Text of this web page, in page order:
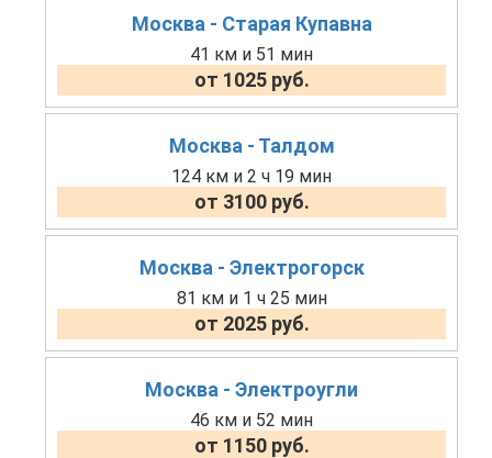
Москва - Старая Купавна
41 км и 51 мин
от 1025 руб.
Москва - Талдом
124 км и 2 ч 19 мин
от 3100 руб.
Москва - Электрогорск
81 км и 1 ч 25 мин
от 2025 руб.
Москва - Электроугли
46 км и 52 мин
от 1150 руб.